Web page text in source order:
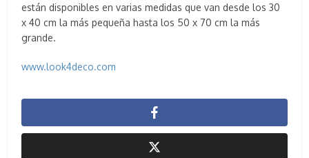
están disponibles en varias medidas que van desde los 30
x 40 cm la más pequeña hasta los 50 x 70 cm la más
grande.
www.look4deco.com